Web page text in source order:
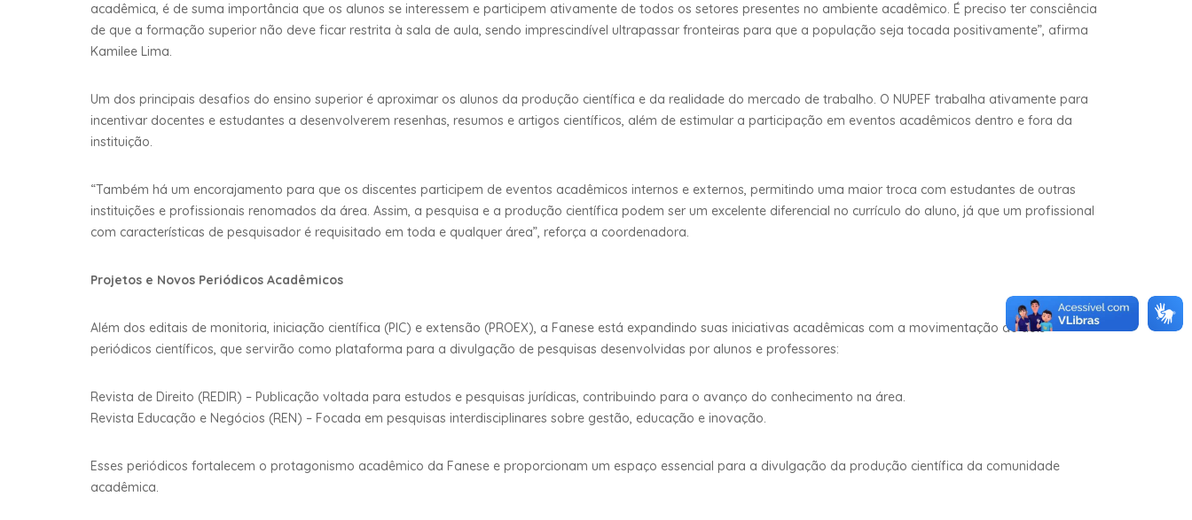
acadêmica, é de suma importância que os alunos se interessem e participem ativamente de todos os setores presentes no ambiente acadêmico. É preciso ter consciência
de que a formação superior não deve ficar restrita à sala de aula, sendo imprescindível ultrapassar fronteiras para que a população seja tocada positivamente”, afirma
Kamilee Lima.
Um dos principais desafios do ensino superior é aproximar os alunos da produção científica e da realidade do mercado de trabalho. O NUPEF trabalha ativamente para
incentivar docentes e estudantes a desenvolverem resenhas, resumos e artigos científicos, além de estimular a participação em eventos acadêmicos dentro e fora da
instituição.
“Também há um encorajamento para que os discentes participem de eventos acadêmicos internos e externos, permitindo uma maior troca com estudantes de outras
instituições e profissionais renomados da área. Assim, a pesquisa e a produção científica podem ser um excelente diferencial no currículo do aluno, já que um profissional
com características de pesquisador é requisitado em toda e qualquer área”, reforça a coordenadora.
Projetos e Novos Periódicos Acadêmicos
Além dos editais de monitoria, iniciação científica (PIC) e extensão (PROEX), a Fanese está expandindo suas iniciativas acadêmicas com a movimentação de dois
periódicos científicos, que servirão como plataforma para a divulgação de pesquisas desenvolvidas por alunos e professores:
Revista de Direito (REDIR) – Publicação voltada para estudos e pesquisas jurídicas, contribuindo para o avanço do conhecimento na área.
Revista Educação e Negócios (REN) – Focada em pesquisas interdisciplinares sobre gestão, educação e inovação.
Esses periódicos fortalecem o protagonismo acadêmico da Fanese e proporcionam um espaço essencial para a divulgação da produção científica da comunidade
acadêmica.